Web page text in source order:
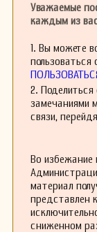
Уважаемые
каждым из
1. Вы можете
пользоваться
2.
связи,
Во избежание
материал
представлен
сниженном